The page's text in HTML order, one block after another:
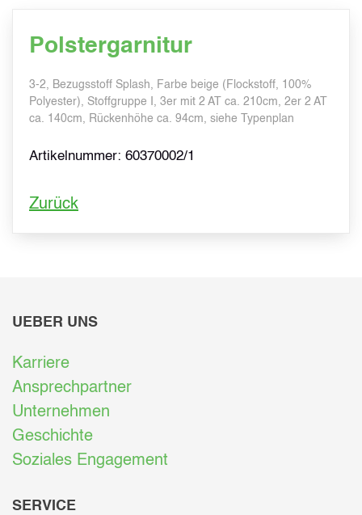
Polstergarnitur
3-2, Bezugsstoff Splash, Farbe beige (Flockstoff, 100%
Polyester), Stoffgruppe I, 3er mit 2 AT ca. 210cm, 2er 2 AT
ca. 140cm, Rückenhöhe ca. 94cm, siehe Typenplan
Artikelnummer: 60370002/1
Zurück
UEBER UNS
Karriere
Ansprechpartner
Unternehmen
Geschichte
Soziales Engagement
SERVICE